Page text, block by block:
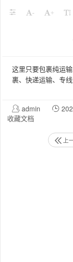
- +
这里只要包裹纯运
裹、快递运输、专线
admin
收藏文档
上